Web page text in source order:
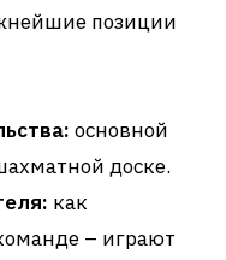
позиции
основной
доске.
как
– играют